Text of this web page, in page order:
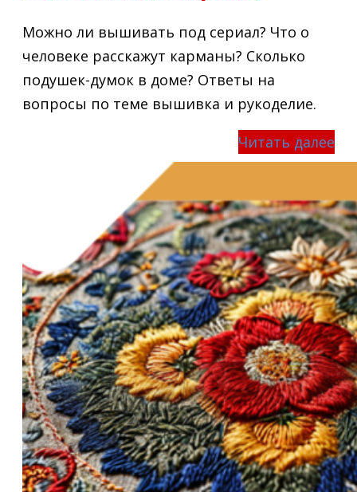
Можно ли вышивать под сериал? Что о
человеке расскажут карманы? Сколько
подушек-думок в доме? Ответы на
вопросы по теме вышивка и рукоделие.
Читать далее